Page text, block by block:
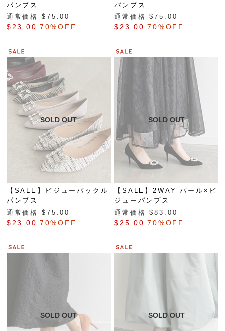
パンプス
通常価格 $‌75.00
$‌23.00 70%OFF
パンプス
通常価格 $‌75.00
$‌23.00 70%OFF
【SALE】ビジューバックル
パンプス
通常価格 $‌75.00
$‌23.00 70%OFF
【SALE】2WAY パール×ビ
ジューパンプス
通常価格 $‌83.00
$‌25.00 70%OFF